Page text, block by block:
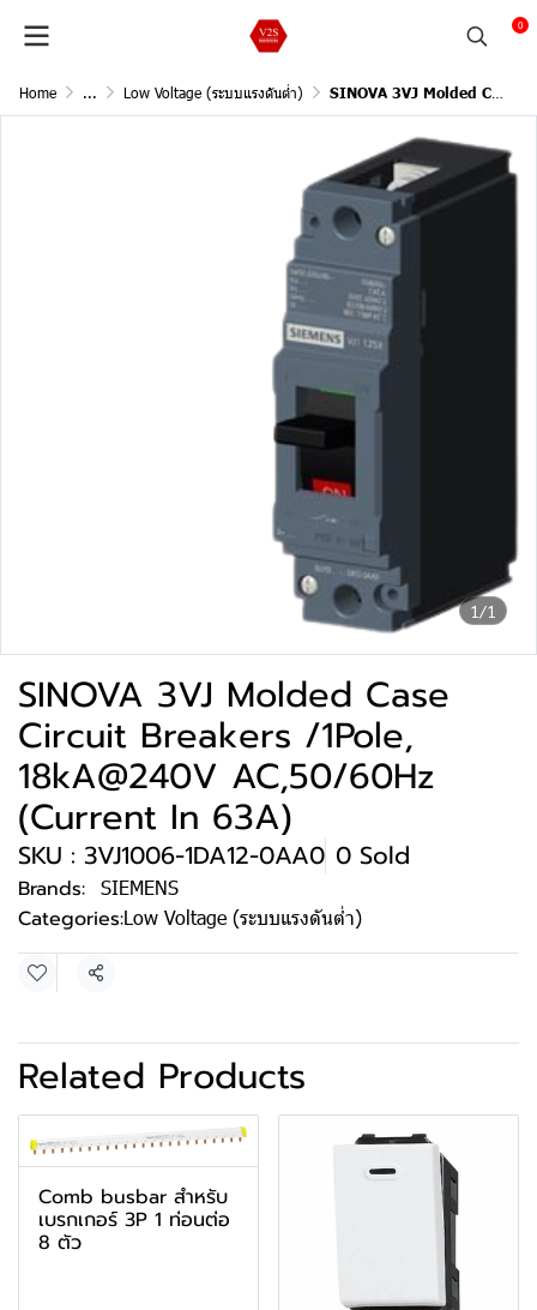
0
Home ... Low Voltage (ระบบแรงดันต่ำ) SINOVA 3VJ Molded Case Circuit Breakers /1Pole, 18kA@240V AC,50/60Hz (Current In 63A)
1/1
SINOVA 3VJ Molded Case
Circuit Breakers /1Pole,
18kA@240V AC,50/60Hz
(Current In 63A)
SKU : 3VJ1006-1DA12-0AA0 0 Sold
Brands: SIEMENS
Categories:Low Voltage (ระบบแรงดันต่ำ)
Share
Related Products
Comb busbar สำหรับ
เบรกเกอร์ 3P 1 ท่อนต่อ
8 ตัว